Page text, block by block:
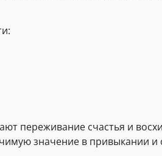
переживание счастья и
значение в привыкании и